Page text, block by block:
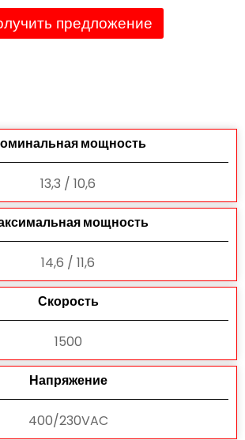
предложение
мощность
13,3 / 10,6
мощность
14,6 / 11,6
Скорость
1500
Напряжение
400/230VAC